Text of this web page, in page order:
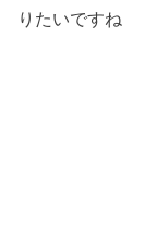
りたいですね